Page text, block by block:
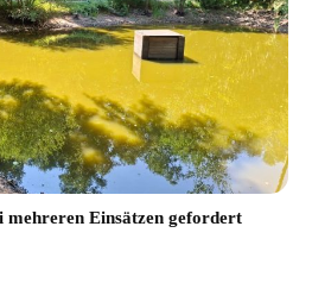
mehreren Einsätzen gefordert